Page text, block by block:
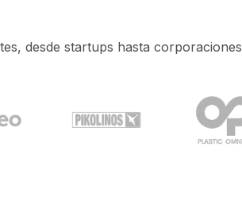
desde startups hasta corporaciones